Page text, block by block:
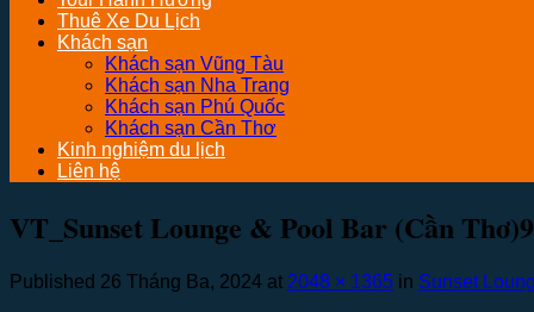
Thuê Xe Du Lịch
Khách sạn
Khách sạn Vũng Tàu
Khách sạn Nha Trang
Khách sạn Phú Quốc
Khách sạn Cần Thơ
Kinh nghiệm du lịch
Liên hệ
VT_Sunset Lounge & Pool Bar (Cần Thơ)9
Published 26 Tháng Ba, 2024 at 2048 × 1365 in Sunset